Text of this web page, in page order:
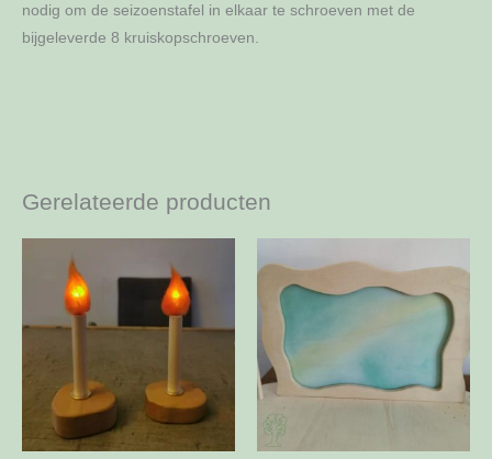
nodig om de seizoenstafel in elkaar te schroeven met de
bijgeleverde 8 kruiskopschroeven.
Gerelateerde producten